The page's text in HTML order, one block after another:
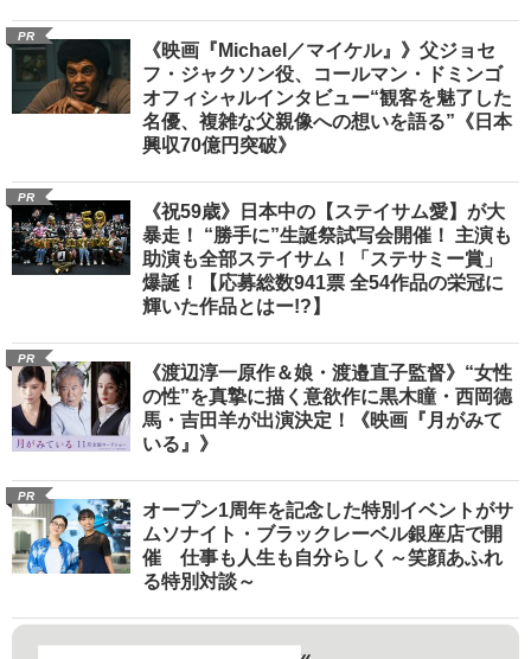
PR
《映画『Michael／マイケル』》父ジョセ
フ・ジャクソン役、コールマン・ドミンゴ
オフィシャルインタビュー“観客を魅了した
名優、複雑な父親像への想いを語る”《日本
興収70億円突破》
PR
《祝59歳》日本中の【ステイサム愛】が大
暴走！ “勝手に”生誕祭試写会開催！ 主演も
助演も全部ステイサム！「ステサミー賞」
爆誕！【応募総数941票 全54作品の栄冠に
輝いた作品とはー!?】
PR
《渡辺淳一原作＆娘・渡邉直子監督》“女性
の性”を真摯に描く意欲作に黒木瞳・西岡德
馬・吉田羊が出演決定！《映画『月がみて
いる』》
PR
オープン1周年を記念した特別イベントがサ
ムソナイト・ブラックレーベル銀座店で開
催 仕事も人生も自分らしく～笑顔あふれ
る特別対談～